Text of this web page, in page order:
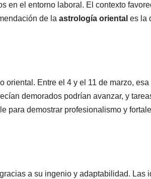
en el entorno laboral. El contexto
de la astrología oriental es la
Entre el 4 y el 11 de marzo, esa
demorados podrían avanzar, y
para demostrar profesionalismo y
a su ingenio y adaptabilidad. Las